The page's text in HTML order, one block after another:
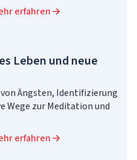
erfahren
Leben und neue
Ängsten, Identifizierung
Wege zur Meditation und
erfahren